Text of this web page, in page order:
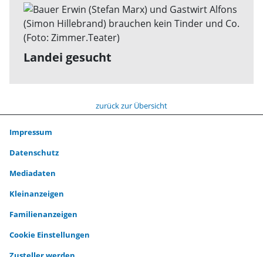
Landei gesucht
zurück zur Übersicht
Impressum
Datenschutz
Mediadaten
Kleinanzeigen
Familienanzeigen
Cookie Einstellungen